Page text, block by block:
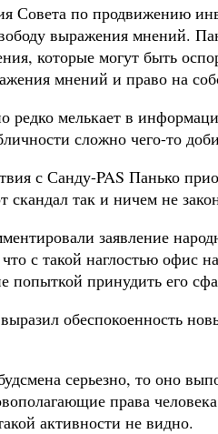
Совета по продвижению
выражения мнений.
которые могут быть
мнений и право на
редко мелькает в
сложно чего-то
с Санду-PAS Панько
скандал так и ничем не
заявление
с такой наглостью офис
попыткой принудить его
обеспокоенность
серьезно, то оно
права
активности не видно.